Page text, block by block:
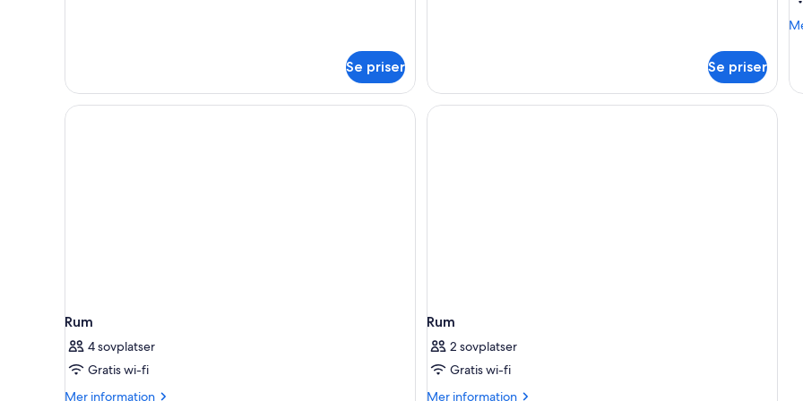
Se priser Se priser
Rum
4 sovplatser
Gratis wi-fi
Mer information
Mer
Rum
2 sovplatser
Gratis wi-fi
Mer information
Mer